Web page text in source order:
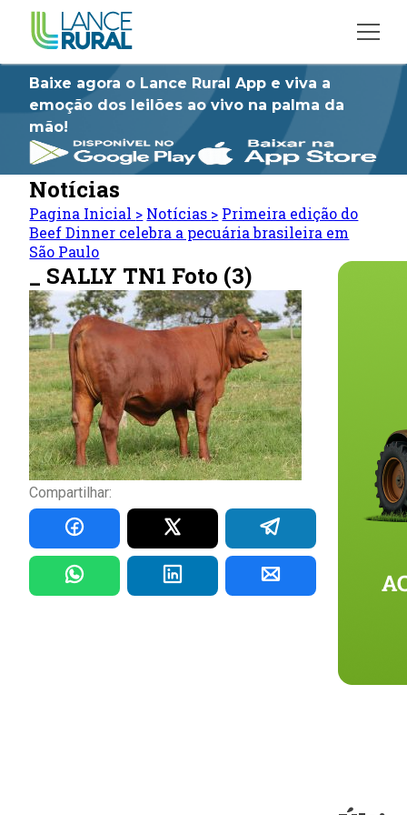
Baixe agora o Lance Rural App e viva a
emoção dos leilões ao vivo na palma da
mão!
Notícias
Pagina Inicial > Notícias > Primeira edição do
Beef Dinner celebra a pecuária brasileira em
São Paulo
_ SALLY TN1 Foto (3)
Compartilhar: